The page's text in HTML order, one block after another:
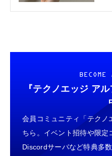
BECOME
『テクノエッジ アル
会員コミュニティ「テクノ
ちら。イベント招待や限定
Discordサーバなど特典多